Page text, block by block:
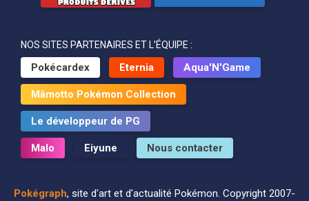
NOS SITES PARTENAIRES ET L’ÉQUIPE :
Pokécardex Eternia Aqua'N'Game
Mâmotto Pokémon Collection
Le développeur de PG
Malo Eiyune Nous contacter
Pokégraph, site d'art et d'actualité Pokémon. Copyright 2007-